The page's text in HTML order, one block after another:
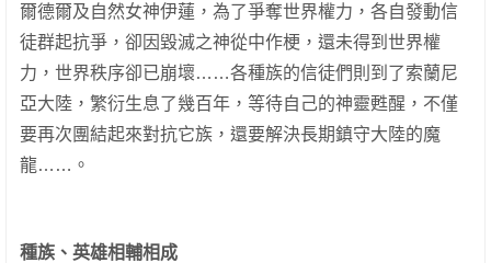
爾德爾及自然女神伊蓮，為了爭奪世界權力，各自發動信
徒群起抗爭，卻因毀滅之神從中作梗，還未得到世界權
力，世界秩序卻已崩壞……各種族的信徒們則到了索蘭尼
亞大陸，繁衍生息了幾百年，等待自己的神靈甦醒，不僅
要再次團結起來對抗它族，還要解決長期鎮守大陸的魔
龍……。
種族、英雄相輔相成